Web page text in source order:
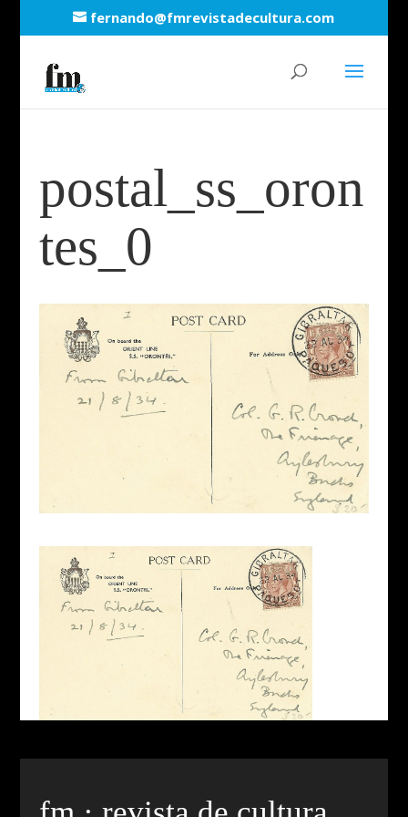
fernando@fmrevistadecultura.com
postal_ss_oron
tes_0